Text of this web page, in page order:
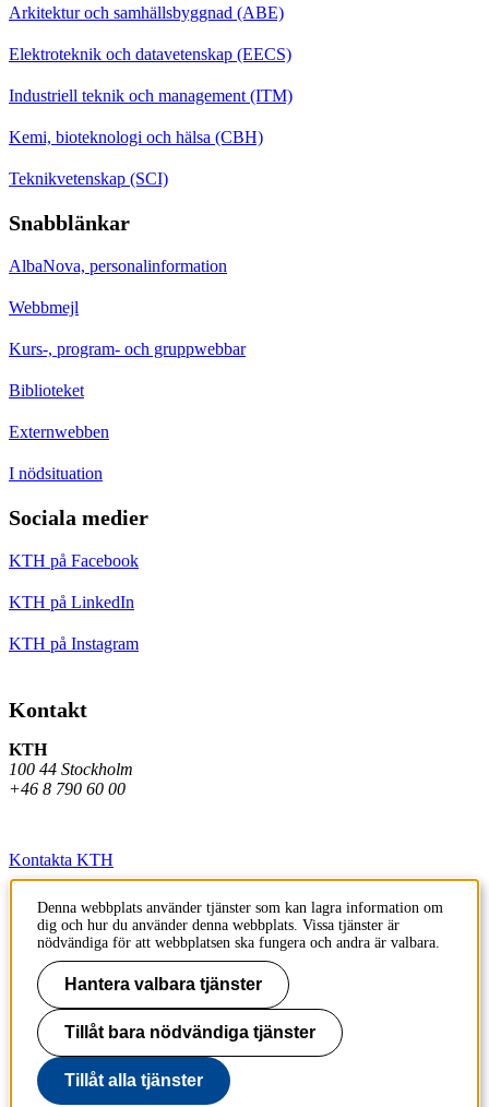
Arkitektur och samhällsbyggnad (ABE)
Elektroteknik och datavetenskap (EECS)
Industriell teknik och management (ITM)
Kemi, bioteknologi och hälsa (CBH)
Teknikvetenskap (SCI)
Snabblänkar
AlbaNova, personalinformation
Webbmejl
Kurs-, program- och gruppwebbar
Biblioteket
Externwebben
I nödsituation
Sociala medier
KTH på Facebook
KTH på LinkedIn
KTH på Instagram
Kontakt
KTH
100 44 Stockholm
+46 8 790 60 00
Kontakta KTH
Jobba på KTH
Press och media
Faktura och betalning KTH
Om KTH:s webbplatser
Tillgänglighetsredogörelse
Denna webbplats använder tjänster som kan lagra information om
dig och hur du använder denna webbplats. Vissa tjänster är
nödvändiga för att webbplatsen ska fungera och andra är valbara.
Hantera valbara tjänster
Tillåt bara nödvändiga tjänster
Tillåt alla tjänster